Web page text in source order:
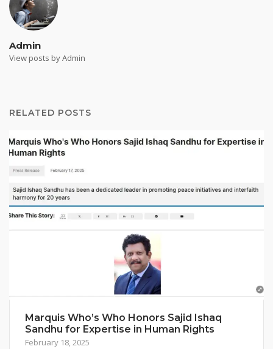
Admin
View posts by Admin
RELATED POSTS
Marquis Who’s Who Honors Sajid Ishaq
Sandhu for Expertise in Human Rights
February 18, 2025